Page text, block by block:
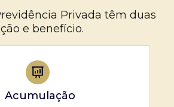
Privada têm duas
e benefício.
Acumulação